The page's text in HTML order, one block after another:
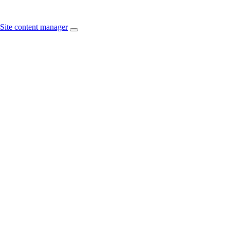
Site content manager